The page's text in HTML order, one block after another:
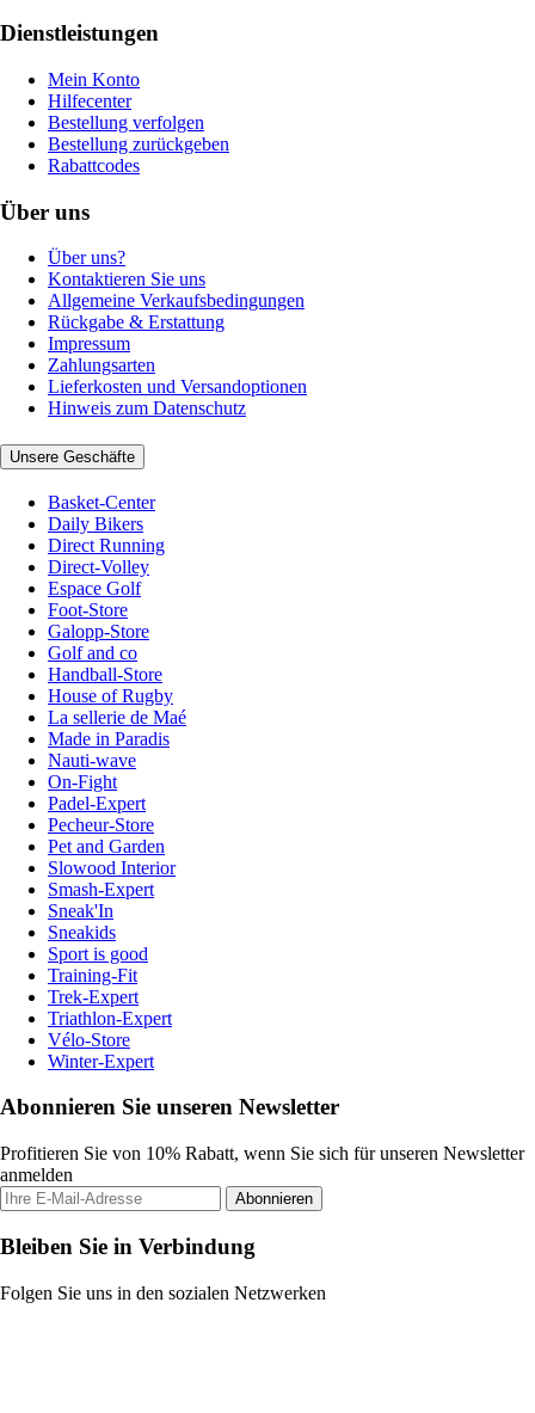
Dienstleistungen
Mein Konto
Hilfecenter
Bestellung verfolgen
Bestellung zurückgeben
Rabattcodes
Über uns
Über uns?
Kontaktieren Sie uns
Allgemeine Verkaufsbedingungen
Rückgabe & Erstattung
Impressum
Zahlungsarten
Lieferkosten und Versandoptionen
Hinweis zum Datenschutz
Unsere Geschäfte
Basket-Center
Daily Bikers
Direct Running
Direct-Volley
Espace Golf
Foot-Store
Galopp-Store
Golf and co
Handball-Store
House of Rugby
La sellerie de Maé
Made in Paradis
Nauti-wave
On-Fight
Padel-Expert
Pecheur-Store
Pet and Garden
Slowood Interior
Smash-Expert
Sneak'In
Sneakids
Sport is good
Training-Fit
Trek-Expert
Triathlon-Expert
Vélo-Store
Winter-Expert
Abonnieren Sie unseren Newsletter
Profitieren Sie von 10% Rabatt, wenn Sie sich für unseren Newsletter
anmelden
Abonnieren
Bleiben Sie in Verbindung
Folgen Sie uns in den sozialen Netzwerken